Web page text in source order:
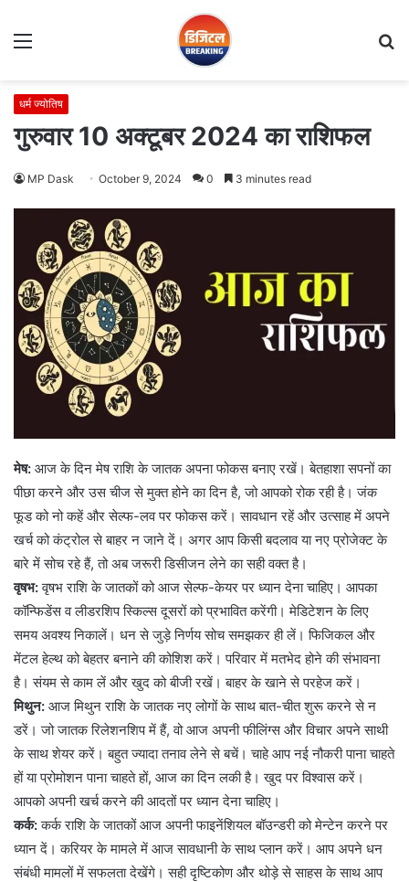
Menu
धर्म ज्योतिष
गुरुवार 10 अक्टूबर 2024 का राशिफल
MP Dask October 9, 2024 0 3 minutes read
मेष: आज के दिन मेष राशि के जातक अपना फोकस बनाए रखें। बेतहाशा सपनों का
पीछा करने और उस चीज से मुक्त होने का दिन है, जो आपको रोक रही है। जंक
फूड को नो कहें और सेल्फ-लव पर फोकस करें। सावधान रहें और उत्साह में अपने
खर्च को कंट्रोल से बाहर न जाने दें। अगर आप किसी बदलाव या नए प्रोजेक्ट के
बारे में सोच रहे हैं, तो अब जरूरी डिसीजन लेने का सही वक्त है।
वृषभ:वृषभ राशि के जातकों को आज सेल्फ-केयर पर ध्यान देना चाहिए। आपका
कॉन्फिडेंस व लीडरशिप स्किल्स दूसरों को प्रभावित करेंगी। मेडिटेशन के लिए
समय अवश्य निकालें। धन से जुड़े निर्णय सोच समझकर ही लें। फिजिकल और
मेंटल हेल्थ को बेहतर बनाने की कोशिश करें। परिवार में मतभेद होने की संभावना
है। संयम से काम लें और खुद को बीजी रखें। बाहर के खाने से परहेज करें।
मिथुन: आज मिथुन राशि के जातक नए लोगों के साथ बात-चीत शुरू करने से न
डरें। जो जातक रिलेशनशिप में हैं, वो आज अपनी फीलिंग्स और विचार अपने साथी
के साथ शेयर करें। बहुत ज्यादा तनाव लेने से बचें। चाहे आप नई नौकरी पाना चाहते
हों या प्रोमोशन पाना चाहते हों, आज का दिन लकी है। खुद पर विश्वास करें।
आपको अपनी खर्च करने की आदतों पर ध्यान देना चाहिए।
कर्क:कर्क राशि के जातकों आज अपनी फाइनेंशियल बॉउन्डरी को मेन्टेन करने पर
ध्यान दें। करियर के मामले में आज सावधानी के साथ प्लान करें। आप अपने धन
संबंधी मामलों में सफलता देखेंगे। सही दृष्टिकोण और थोड़े से साहस के साथ आप